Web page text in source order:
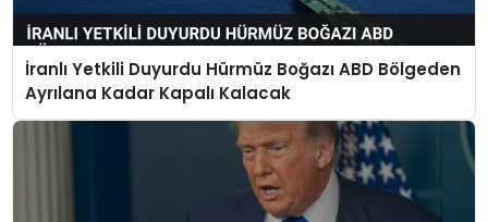
İranlı Yetkili Duyurdu Hürmüz Boğazı ABD Bölgeden
Ayrılana Kadar Kapalı Kalacak